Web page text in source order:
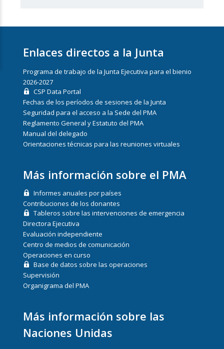
Enlaces directos a la Junta
Programa de trabajo de la Junta Ejecutiva para el bienio
2026-2027
CSP Data Portal
Fechas de los períodos de sesiones de la Junta
Seguridad para el acceso a la Sede del PMA
Reglamento General y Estatuto del PMA
Manual del delegado
Orientaciones técnicas para las reuniones virtuales
Más información sobre el PMA
Informes anuales por países
Contribuciones de los donantes
Tableros sobre las intervenciones de emergencia
Directora Ejecutiva
Evaluación independiente
Centro de medios de comunicación
Operaciones en curso
Base de datos sobre las operaciones
Supervisión
Organigrama del PMA
Más información sobre las
Naciones Unidas